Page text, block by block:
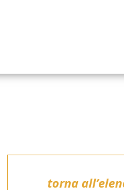
torna